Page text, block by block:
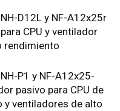
D12L y NF-A12x25r
CPU y ventilador
rendimiento
P1 y NF-A12x25-
pasivo para CPU de
y ventiladores de alto